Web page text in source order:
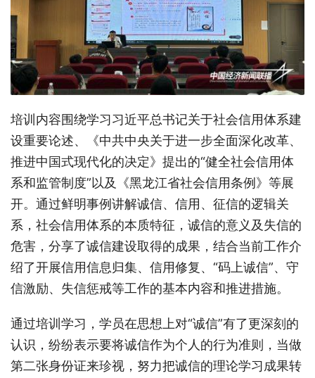
培训内容围绕学习习近平总书记关于社会信用体系建
设重要论述、《中共中央关于进一步全面深化改革、
推进中国式现代化的决定》提出的“健全社会信用体
系和监管制度”以及《黑龙江省社会信用条例》等展
开。通过鲜明事例讲解诚信、信用、征信的逻辑关
系，社会信用体系的本质特征，诚信的意义及失信的
危害，分享了诚信建设取得的成果，结合当前工作介
绍了开展信用信息归集、信用修复、“码上诚信”、守
信激励、失信惩戒等工作的基本内容和推进措施。
通过培训学习，学员在思想上对“诚信”有了更深刻的
认识，纷纷表示要将诚信作为个人的行为准则，当做
第二张身份证来珍视，努力把诚信的理论学习成果转